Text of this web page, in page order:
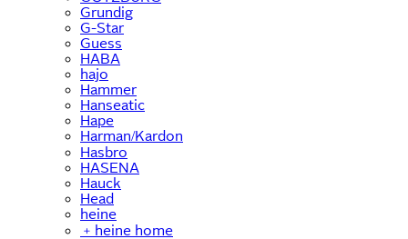
Grundig
G-Star
Guess
HABA
hajo
Hammer
Hanseatic
Hape
Harman/Kardon
Hasbro
HASENA
Hauck
Head
heine
﹢ heine home